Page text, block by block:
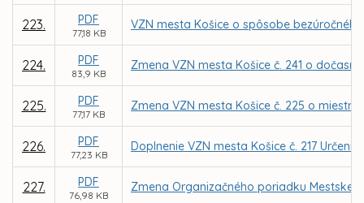
223. PDF
77,18 KB
VZN mesta Košice o spôsobe
224. PDF
83,9 KB
Zmena VZN mesta Košice č. 241 o
225. PDF
77,17 KB
Zmena VZN mesta Košice č. 225 o
226. PDF
77,23 KB
Doplnenie VZN mesta Košice č. 217
227. PDF
76,98 KB
Zmena Organizačného poriadku Mestskej